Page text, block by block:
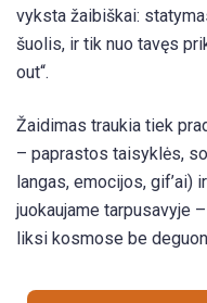
vyksta žaibiškai:
šuolis, ir tik nuo tavęs
out“.
Žaidimas traukia tiek
– paprastos taisyklės,
langas, emocijos,
juokaujame tarpusavyje
liksi kosmose be